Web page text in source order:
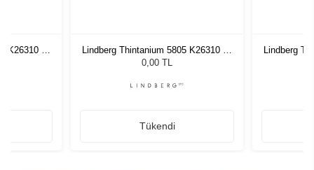
K26310 46
Lindberg Thintanium 5805 K26310 46
140
0,00 TL
Tükendi
Lindberg